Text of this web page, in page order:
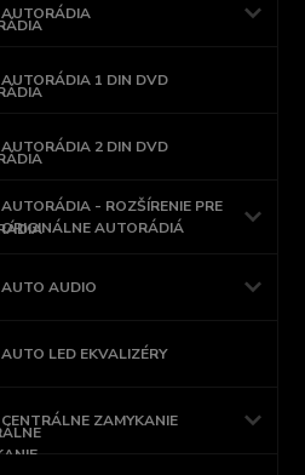
AUTORÁDIA
AUTORÁDIA 1 DIN DVD
AUTORÁDIA 2 DIN DVD
AUTORÁDIA - ROZŠÍRENIE PRE
ORIGINÁLNE AUTORÁDIÁ
AUTO AUDIO
AUTO LED EKVALIZÉRY
CENTRÁLNE ZAMYKANIE